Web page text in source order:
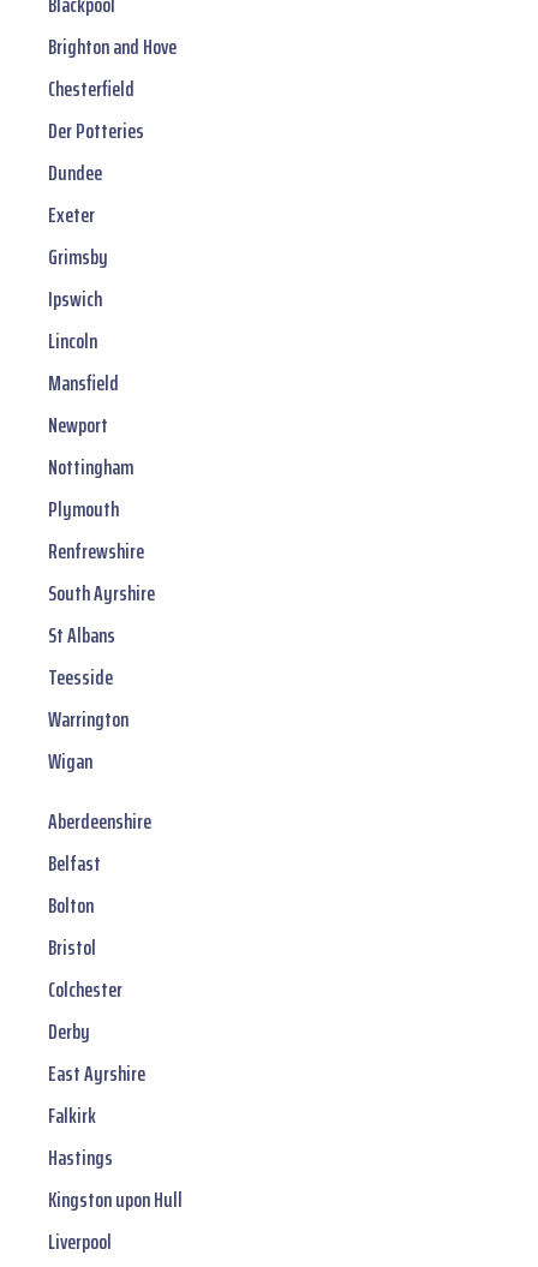
Brighton and Hove
Chesterfield
Der Potteries
Dundee
Exeter
Grimsby
Ipswich
Lincoln
Mansfield
Newport
Nottingham
Plymouth
Renfrewshire
South Ayrshire
St Albans
Teesside
Warrington
Wigan
Aberdeenshire
Belfast
Bolton
Bristol
Colchester
Derby
East Ayrshire
Falkirk
Hastings
Kingston upon Hull
Liverpool